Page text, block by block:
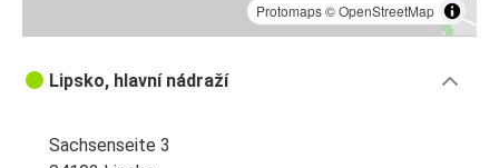
Protomaps©OpenStreetMap
Lipsko, hlavní nádraží
Sachsenseite 3